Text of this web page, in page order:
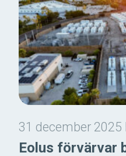
31 december 2025
Eolus förvärvar